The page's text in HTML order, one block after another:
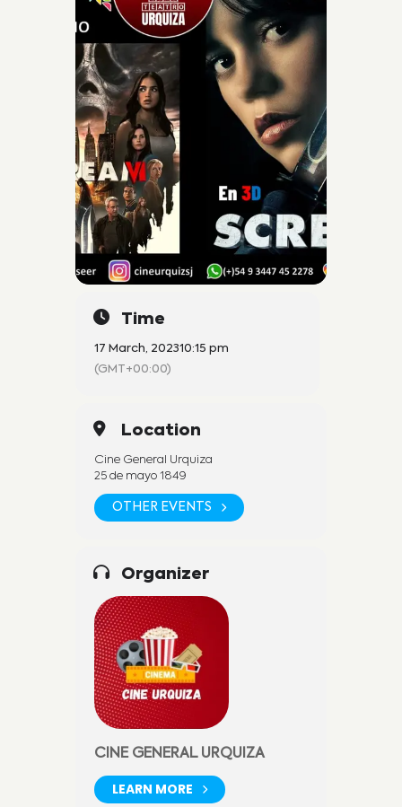
Time
17 March, 202310:15 pm
(GMT+00:00)
Location
Cine General Urquiza
25 de mayo 1849
OTHER EVENTS
Organizer
CINE GENERAL URQUIZA
LEARN MORE